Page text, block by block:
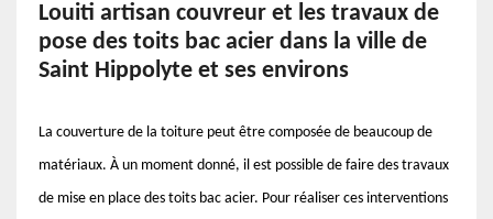
Louiti artisan couvreur et les travaux de
pose des toits bac acier dans la ville de
Saint Hippolyte et ses environs
La couverture de la toiture peut être composée de beaucoup de
matériaux. À un moment donné, il est possible de faire des travaux
de mise en place des toits bac acier. Pour réaliser ces interventions